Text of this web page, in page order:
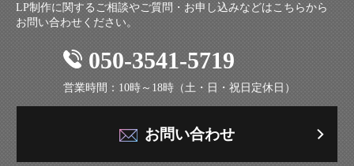
LP制作に関するご相談やご質問・お申し込みなどはこちらから
お問い合わせください。
050-3541-5719
営業時間：10時～18時（土・日・祝日定休日）
お問い合わせ